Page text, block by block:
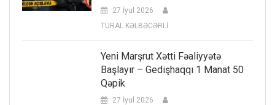
27 İyul 2026
TURAL KƏLBƏCƏRLİ
Yeni Marşrut Xətti Fəaliyyətə
Başlayır – Gedişhaqqı 1 Manat 50
Qəpik
27 İyul 2026